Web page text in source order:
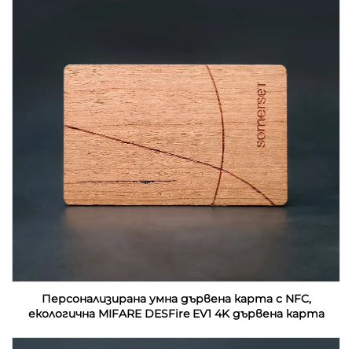
Персонализирана умна дървена карта с NFC,
екологична MIFARE DESFire EV1 4K дървена карта